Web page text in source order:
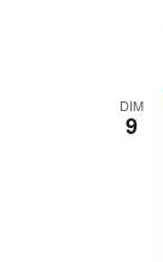
DIM
9